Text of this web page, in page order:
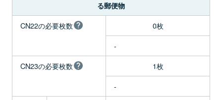
る郵便物
CN22の必要枚数
0枚
-
CN23の必要枚数
1枚
-